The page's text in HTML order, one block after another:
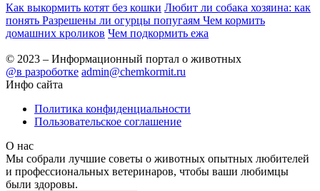
Как выкормить котят без кошки Любит ли собака хозяина: как
понять Разрешены ли огурцы попугаям Чем кормить
домашних кроликов Чем подкормить ежа
© 2023 – Информационный портал о животных
@в разроботке admin@chemkormit.ru
Инфо сайта
Политика конфиденциальности
Пользовательское соглашение
О нас
Мы собрали лучшие советы о животных опытных любителей
и профессиональных ветеринаров, чтобы ваши любимцы
были здоровы.